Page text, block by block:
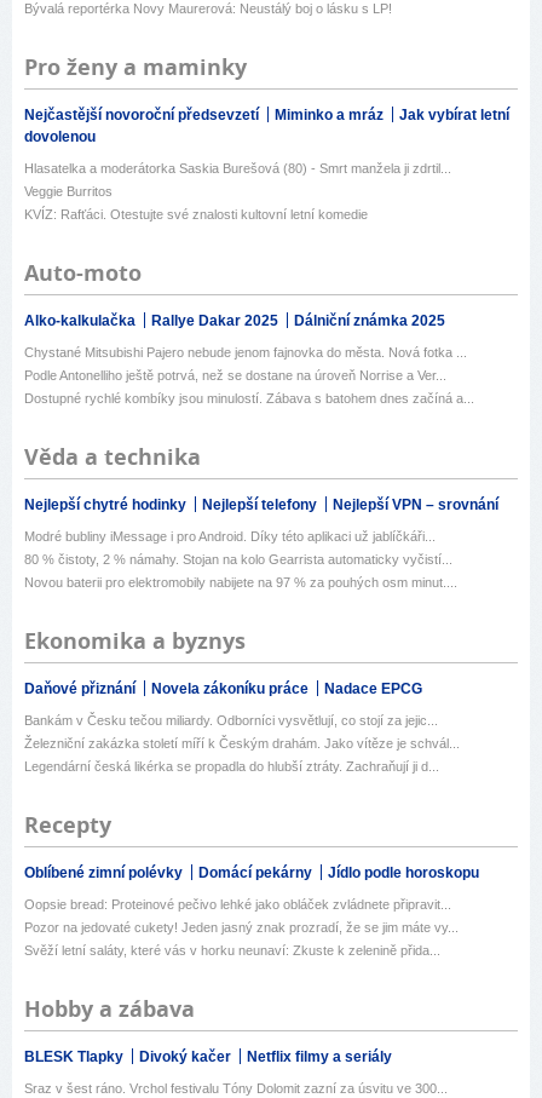
Bývalá reportérka Novy Maurerová: Neustálý boj o lásku s LP!
Pro ženy a maminky
Nejčastější novoroční předsevzetí Miminko a mráz
Jak vybírat letní
dovolenou
Hlasatelka a moderátorka Saskia Burešová (80) - Smrt manžela ji zdrtil...
Veggie Burritos
KVÍZ: Rafťáci. Otestujte své znalosti kultovní letní komedie
Auto-moto
Alko-kalkulačka Rallye Dakar 2025 Dálniční známka 2025
Chystané Mitsubishi Pajero nebude jenom fajnovka do města. Nová fotka ...
Podle Antonelliho ještě potrvá, než se dostane na úroveň Norrise a Ver...
Dostupné rychlé kombíky jsou minulostí. Zábava s batohem dnes začíná a...
Věda a technika
Nejlepší chytré hodinky Nejlepší telefony Nejlepší VPN – srovnání
Modré bubliny iMessage i pro Android. Díky této aplikaci už jablíčkáři...
80 % čistoty, 2 % námahy. Stojan na kolo Gearrista automaticky vyčistí...
Novou baterii pro elektromobily nabijete na 97 % za pouhých osm minut....
Ekonomika a byznys
Daňové přiznání Novela zákoníku práce Nadace EPCG
Bankám v Česku tečou miliardy. Odborníci vysvětlují, co stojí za jejic...
Železniční zakázka století míří k Českým drahám. Jako vítěze je schvál...
Legendární česká likérka se propadla do hlubší ztráty. Zachraňují ji d...
Recepty
Oblíbené zimní polévky Domácí pekárny Jídlo podle horoskopu
Oopsie bread: Proteinové pečivo lehké jako obláček zvládnete připravit...
Pozor na jedovaté cukety! Jeden jasný znak prozradí, že se jim máte vy...
Svěží letní saláty, které vás v horku neunaví: Zkuste k zelenině přida...
Hobby a zábava
BLESK Tlapky Divoký kačer Netflix filmy a seriály
Sraz v šest ráno. Vrchol festivalu Tóny Dolomit zazní za úsvitu ve 300...